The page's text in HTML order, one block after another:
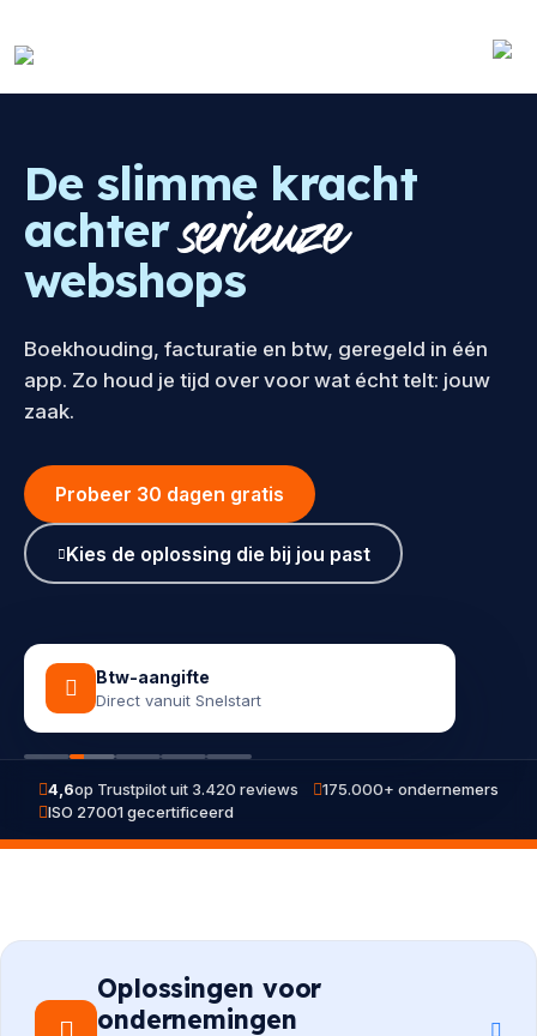
De slimme kracht
achterserieuze
webshops
Boekhouding, facturatie en btw, geregeld in één
app. Zo houd je tijd over voor wat écht telt: jouw
zaak.
Probeer 30 dagen gratis
Kies de oplossing die bij jou past
Btw-aangifte
Direct vanuit Snelstart
4,6op Trustpilot uit 3.420 reviews
175.000+ ondernemers
ISO 27001 gecertificeerd
Oplossingen voor
ondernemingen